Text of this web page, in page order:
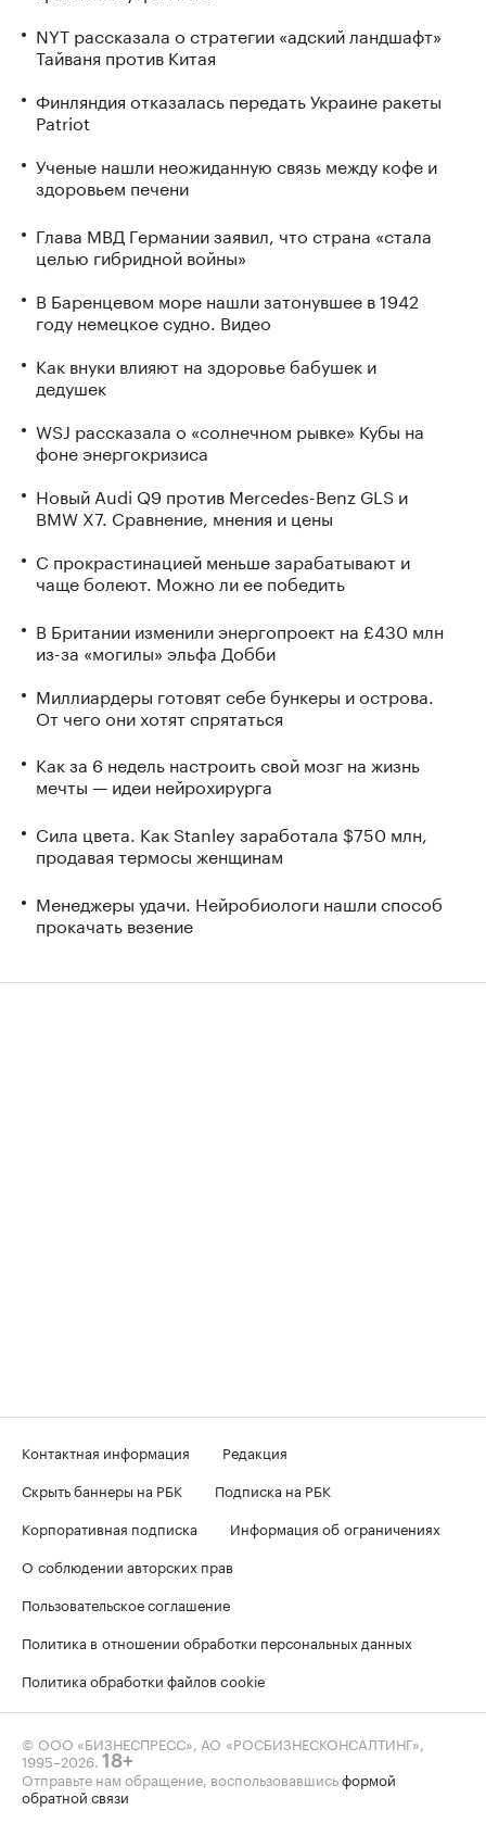
NYT рассказала о стратегии «адский ландшафт»
Тайваня против Китая
Финляндия отказалась передать Украине ракеты
Patriot
Ученые нашли неожиданную связь между кофе и
здоровьем печени
Глава МВД Германии заявил, что страна «стала
целью гибридной войны»
В Баренцевом море нашли затонувшее в 1942
году немецкое судно. Видео
Как внуки влияют на здоровье бабушек и
дедушек
WSJ рассказала о «солнечном рывке» Кубы на
фоне энергокризиса
Новый Audi Q9 против Mercedes-Benz GLS и
BMW X7. Сравнение, мнения и цены
С прокрастинацией меньше зарабатывают и
чаще болеют. Можно ли ее победить
В Британии изменили энергопроект на £430 млн
из-за «могилы» эльфа Добби
Миллиардеры готовят себе бункеры и острова.
От чего они хотят спрятаться
Как за 6 недель настроить свой мозг на жизнь
мечты — идеи нейрохирурга
Сила цвета. Как Stanley заработала $750 млн,
продавая термосы женщинам
Менеджеры удачи. Нейробиологи нашли способ
прокачать везение
Контактная информация
Редакция
Скрыть баннеры на РБК
Подписка на РБК
Корпоративная подписка
Информация об ограничениях
О соблюдении авторских прав
Пользовательское соглашение
Политика в отношении обработки персональных данных
Политика обработки файлов cookie
© ООО «БИЗНЕСПРЕСС», АО «РОСБИЗНЕСКОНСАЛТИНГ»,
1995–2026. 18+
Отправьте нам обращение, воспользовавшисьформой
обратной связи